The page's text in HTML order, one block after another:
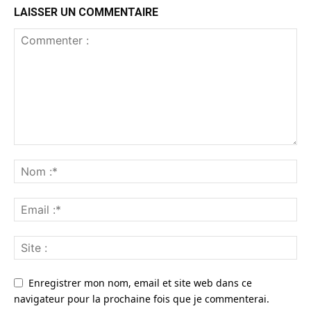
LAISSER UN COMMENTAIRE
Enregistrer mon nom, email et site web dans ce
navigateur pour la prochaine fois que je commenterai.